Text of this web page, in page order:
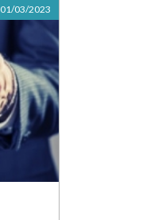
01/03/2023